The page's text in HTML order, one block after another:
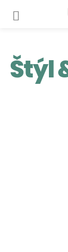
Štýl